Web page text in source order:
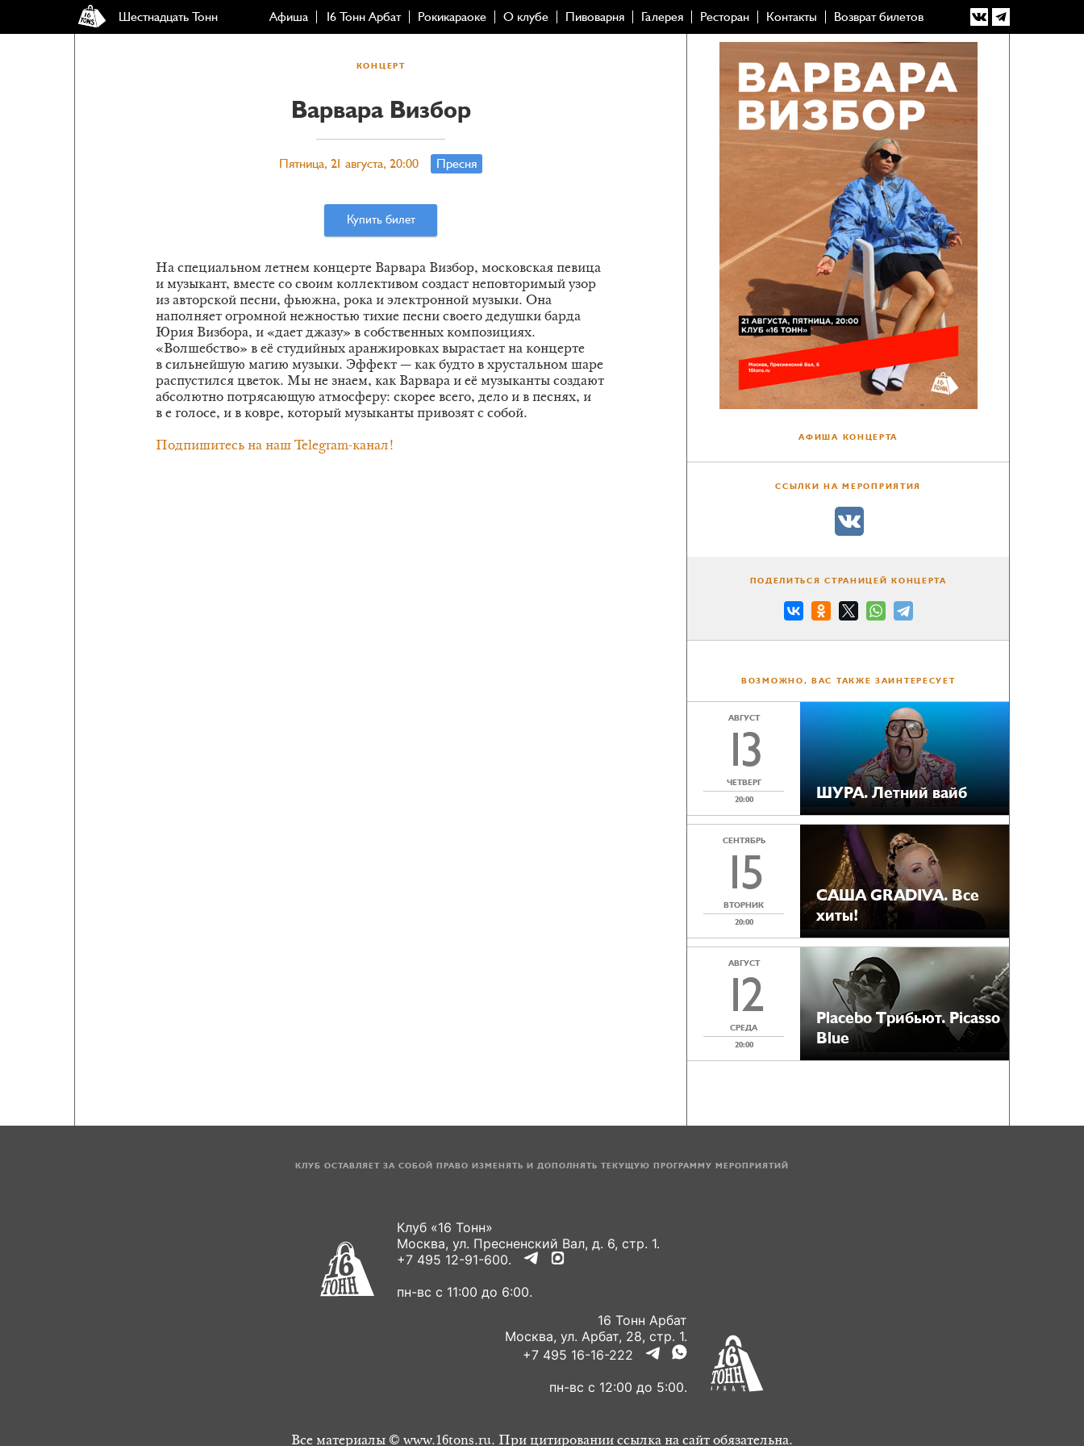
Шестнадцать Тонн Афиша 16 Тонн Арбат Рокикараоке О клубе Пивоварня Галерея Ресторан Контакты Возврат билетов
КОНЦЕРТ
Варвара Визбор
Пятница, 21 августа, 20:00 Пресня
Купить билет
На специальном летнем концерте Варвара Визбор, московская певица
и музыкант, вместе со своим коллективом создаст неповторимый узор
из авторской песни, фьюжна, рока и электронной музыки. Она
наполняет огромной нежностью тихие песни своего дедушки барда
Юрия Визбора, и «дает джазу» в собственных композициях.
«Волшебство» в её студийных аранжировках вырастает на концерте
в сильнейшую магию музыки. Эффект — как будто в хрустальном шаре
распустился цветок. Мы не знаем, как Варвара и её музыканты создают
абсолютно потрясающую атмосферу: скорее всего, дело и в песнях, и
в е голосе, и в ковре, который музыканты привозят с собой.
Подпишитесь на наш Telegram-канал!
АФИША КОНЦЕРТА
ССЫЛКИ НА МЕРОПРИЯТИЯ
ПОДЕЛИТЬСЯ СТРАНИЦЕЙ КОНЦЕРТА
ВОЗМОЖНО, ВАС ТАКЖЕ ЗАИНТЕРЕСУЕТ
АВГУСТ
13
ЧЕТВЕРГ
20:00
ШУРА. Летний вайб
СЕНТЯБРЬ
15
ВТОРНИК
20:00
САША GRADIVA. Все
хиты!
АВГУСТ
12
СРЕДА
20:00
Placebo Tрибьют. Picasso
Blue
КЛУБ ОСТАВЛЯЕТ ЗА СОБОЙ ПРАВО ИЗМЕНЯТЬ И ДОПОЛНЯТЬ ТЕКУЩУЮ ПРОГРАММУ МЕРОПРИЯТИЙ
Клуб «16 Тонн»
Москва, ул. Пресненский Вал, д. 6, стр. 1.
+7 495 12-91-600.
пн-вс с 11:00 до 6:00.
16 Тонн Арбат
Москва, ул. Арбат, 28, стр. 1.
+7 495 16-16-222
пн-вс с 12:00 до 5:00.
Все материалы © www.16tons.ru. При цитировании ссылка на сайт обязательна.